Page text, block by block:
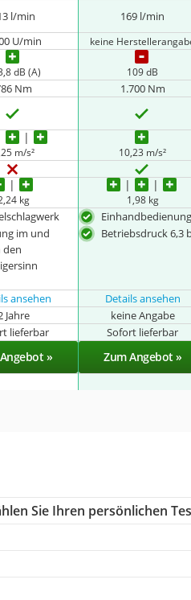
l/min 169 l/min
U/min keine
dB (A) 109 dB
Nm 1.700 Nm
m/s² 10,23 m/s²
kg 1,98 kg
im und
den
Einhandbedienung
Betriebsdruck 6,3
ansehen Details ansehen
Jahre keine Angabe
lieferbar Sofort lieferbar
» Zum Angebot »
Sie Ihren persönlichen